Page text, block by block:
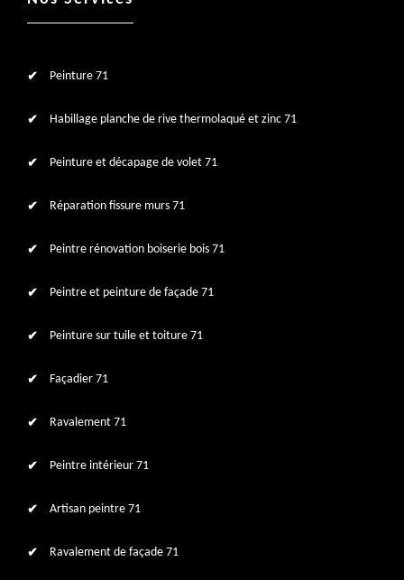
Peinture 71
Habillage planche de rive thermolaqué et zinc 71
Peinture et décapage de volet 71
Réparation fissure murs 71
Peintre rénovation boiserie bois 71
Peintre et peinture de façade 71
Peinture sur tuile et toiture 71
Façadier 71
Ravalement 71
Peintre intérieur 71
Artisan peintre 71
Ravalement de façade 71